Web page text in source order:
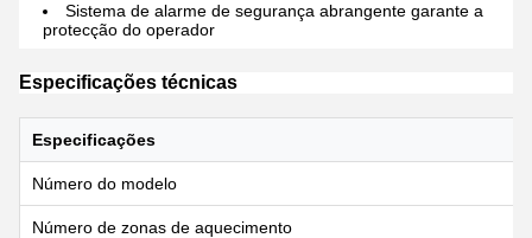
Sistema de alarme de segurança abrangente garante a
protecção do operador
Especificações técnicas
Especificações
Número do modelo
Número de zonas de aquecimento